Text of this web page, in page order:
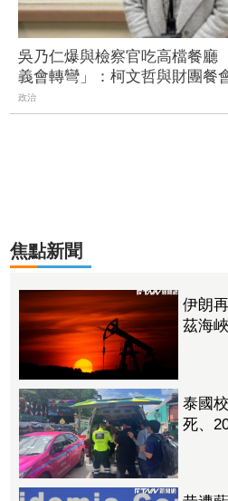
吳乃仁爆與檢察官吃高檔餐
義會轉彎」：柯文哲與財團餐
網
政治
焦點新聞
伊朗
茲海
泰國
死、